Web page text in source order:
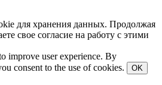
для хранения данных. Продолжая
свое согласие на работу с этими
improve user experience. By
consent to the use of cookies.
OK